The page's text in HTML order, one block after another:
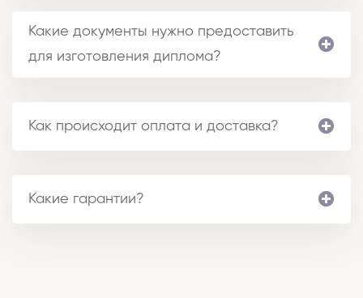
Какие документы нужно предоставить
для изготовления диплома?
Как происходит оплата и доставка?
Какие гарантии?